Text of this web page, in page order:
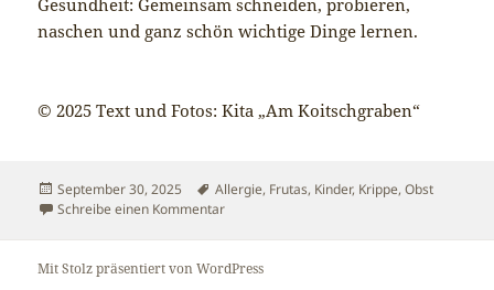
naschen und ganz schön wichtige Dinge lernen.
© 2025 Text und Fotos: Kita „Am Koitschgraben“
Veröffentlicht
am
September 30, 2025 Schlagwörter
Allergie, Frutas, Kinder, Krippe,Obst
Schreibe einen Kommentarzu Kleine Hände, große Schritte – was wir
Mit Stolz präsentiert von WordPress